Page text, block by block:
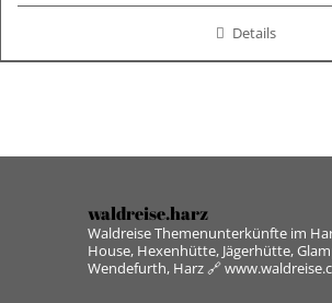
Details
waldreise.harz
Waldreise Themenunterkünfte im
House, Hexenhütte, Jägerhütte,
Wendefurth, Harz🔗